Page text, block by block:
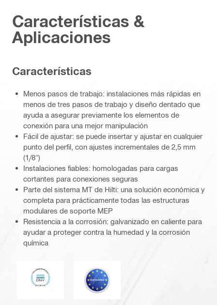
Características &
Aplicaciones
Características
Menos pasos de trabajo: instalaciones más rápidas en
menos de tres pasos de trabajo y diseño dentado que
ayuda a asegurar previamente los elementos de
conexión para una mejor manipulación
Fácil de ajustar: se puede insertar y ajustar en cualquier
punto del perfil, con ajustes incrementales de 2,5 mm
(1/8")
Instalaciones fiables: homologadas para cargas
cortantes para conexiones seguras
Parte del sistema MT de Hilti: una solución económica y
completa para prácticamente todas las estructuras
modulares de soporte MEP
Resistencia a la corrosión: galvanizado en caliente para
ayudar a proteger contra la humedad y la corrosión
química
DNV Eurocódigo